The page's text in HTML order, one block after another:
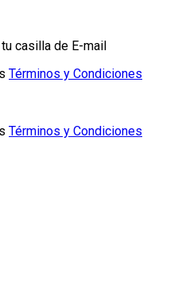
casilla de E-mail
Términos y Condiciones
Términos y Condiciones